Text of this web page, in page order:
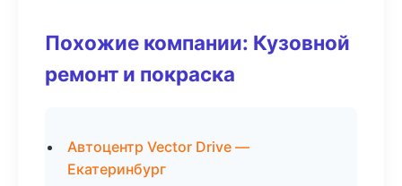
Похожие компании: Кузовной
ремонт и покраска
Автоцентр Vector Drive —
Екатеринбург